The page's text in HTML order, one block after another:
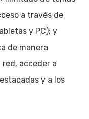
a través de
y PC); y
de manera
acceder a
y a los